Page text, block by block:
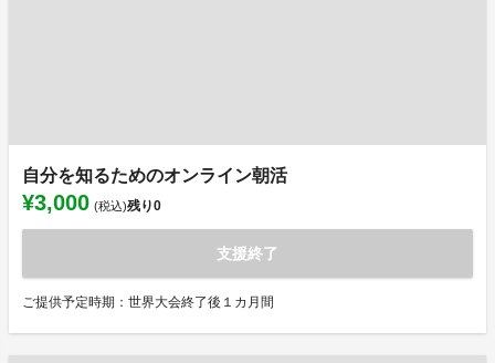
自分を知るためのオンライン朝活
¥3,000 (税込)残り0
支援終了
ご提供予定時期：世界大会終了後１カ月間